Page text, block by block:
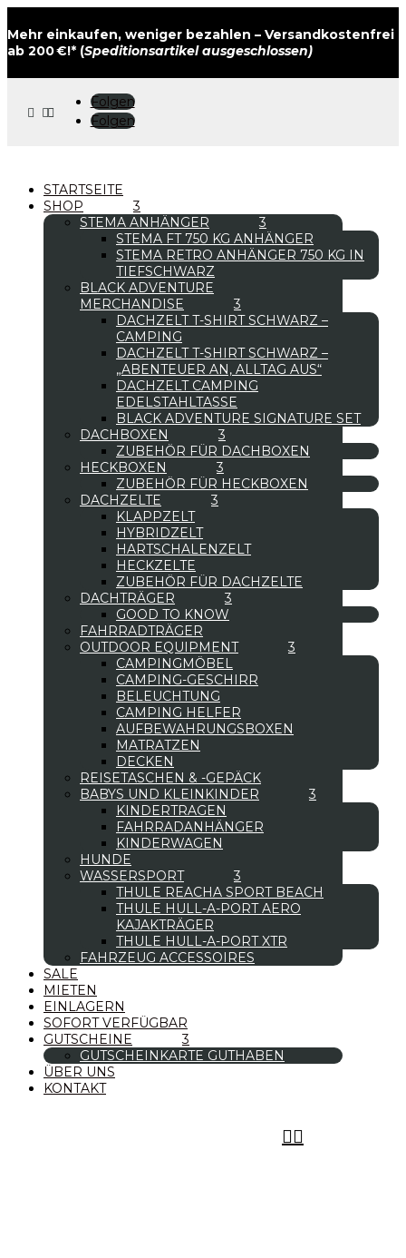
Mehr einkaufen, weniger bezahlen – Versandkostenfrei
ab 200 €!* (Speditionsartikel ausgeschlossen)
 
Folgen
Folgen
STARTSEITE
SHOP
STEMA ANHÄNGER
STEMA FT 750 KG ANHÄNGER
STEMA RETRO ANHÄNGER 750 KG IN
TIEFSCHWARZ
BLACK ADVENTURE
MERCHANDISE
DACHZELT T-SHIRT SCHWARZ –
CAMPING
DACHZELT T-SHIRT SCHWARZ –
„ABENTEUER AN, ALLTAG AUS“
DACHZELT CAMPING
EDELSTAHLTASSE
BLACK ADVENTURE SIGNATURE SET
DACHBOXEN
ZUBEHÖR FÜR DACHBOXEN
HECKBOXEN
ZUBEHÖR FÜR HECKBOXEN
DACHZELTE
KLAPPZELT
HYBRIDZELT
HARTSCHALENZELT
HECKZELTE
ZUBEHÖR FÜR DACHZELTE
DACHTRÄGER
GOOD TO KNOW
FAHRRADTRÄGER
OUTDOOR EQUIPMENT
CAMPINGMÖBEL
CAMPING-GESCHIRR
BELEUCHTUNG
CAMPING HELFER
AUFBEWAHRUNGSBOXEN
MATRATZEN
DECKEN
REISETASCHEN & -GEPÄCK
BABYS UND KLEINKINDER
KINDERTRAGEN
FAHRRADANHÄNGER
KINDERWAGEN
HUNDE
WASSERSPORT
THULE REACHA SPORT BEACH
THULE HULL-A-PORT AERO
KAJAKTRÄGER
THULE HULL-A-PORT XTR
FAHRZEUG ACCESSOIRES
SALE
MIETEN
EINLAGERN
SOFORT VERFÜGBAR
GUTSCHEINE
GUTSCHEINKARTE GUTHABEN
ÜBER UNS
KONTAKT
